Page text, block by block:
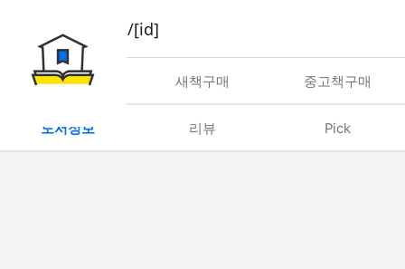
book/rent/[id]
대여 새책구매 중고책구매
도서정보 리뷰 Pick